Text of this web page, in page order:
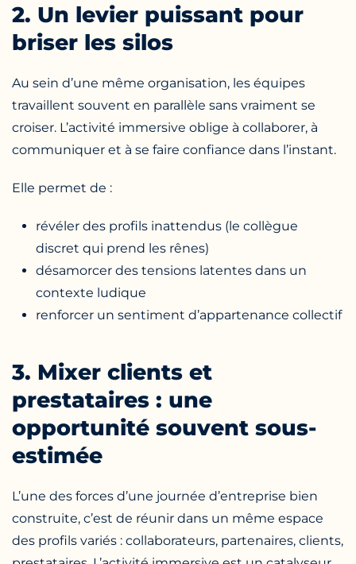
2. Un levier puissant pour
briser les silos
Au sein d’une même organisation, les équipes
travaillent souvent en parallèle sans vraiment se
croiser. L’activité immersive oblige à collaborer, à
communiquer et à se faire confiance dans l’instant.
Elle permet de :
révéler des profils inattendus (le collègue
discret qui prend les rênes)
désamorcer des tensions latentes dans un
contexte ludique
renforcer un sentiment d’appartenance collectif
3. Mixer clients et
prestataires : une
opportunité souvent sous-
estimée
L’une des forces d’une journée d’entreprise bien
construite, c’est de réunir dans un même espace
des profils variés : collaborateurs, partenaires, clients,